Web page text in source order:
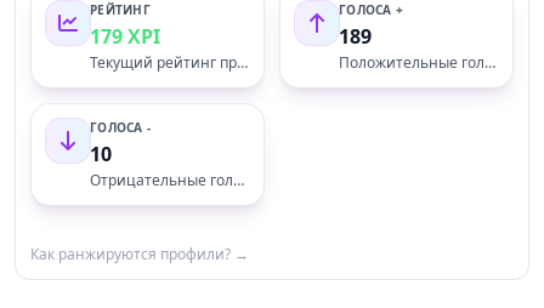
РЕЙТИНГ
179 XPI
Текущий рейтинг профиля
ГОЛОСА +
189
Положительные голоса
ГОЛОСА -
10
Отрицательные голоса
Как ранжируются профили? →